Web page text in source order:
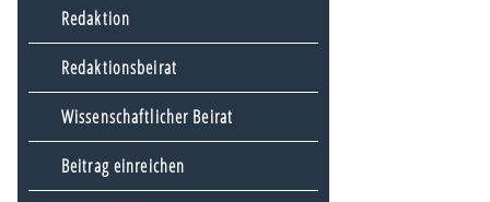
Redaktion
Redaktionsbeirat
Wissenschaftlicher Beirat
Beitrag einreichen